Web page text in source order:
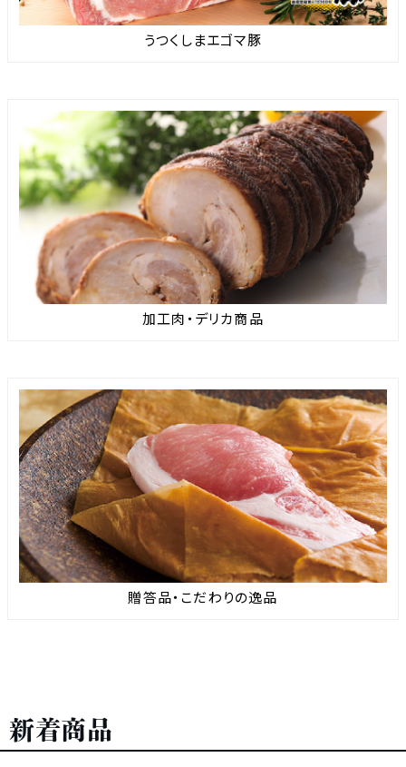
うつくしまエゴマ豚
加工肉・デリカ商品
贈答品・こだわりの逸品
新着商品